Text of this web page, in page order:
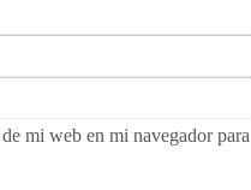
mi web en mi navegador para